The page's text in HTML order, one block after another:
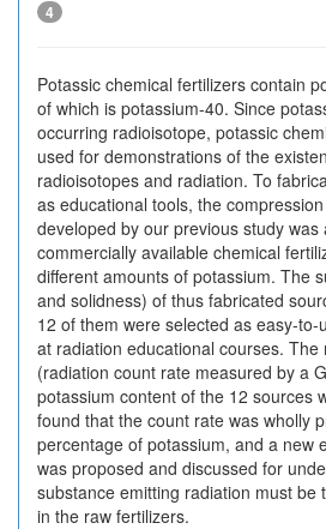
4
Potassic chemical fertilizers contain
of which is potassium-40. Since
occurring radioisotope, potassic
used for demonstrations of the
radioisotopes and radiation. To
as educational tools, the
developed by our previous study
commercially available chemical
different amounts of potassium. The
and solidness) of thus fabricated
12 of them were selected as easy-
at radiation educational courses. The
(radiation count rate measured by a
potassium content of the 12 sources
found that the count rate was wholly
percentage of potassium, and a new
was proposed and discussed for
substance emitting radiation must be
in the raw fertilizers.